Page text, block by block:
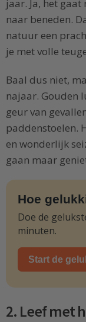
jaar. Ja, het
naar beneden.
natuur een
je met volle
Baal dus niet,
najaar. Gouden
geur van
paddenstoelen.
en wonderlijk
gaan maar
Hoe
Doe de
minuten.
Start de
2. Leef met